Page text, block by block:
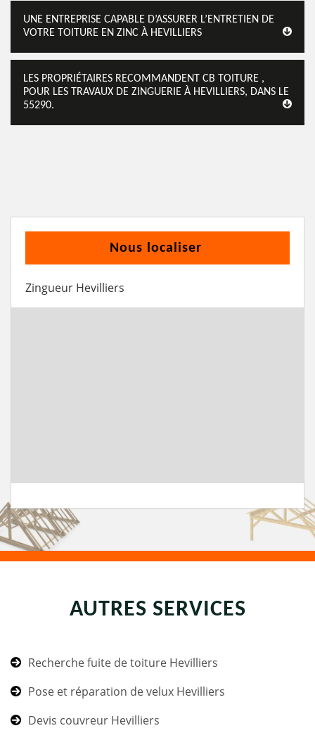
UNE ENTREPRISE CAPABLE D’ASSURER L’ENTRETIEN DE
VOTRE TOITURE EN ZINC À HEVILLIERS
LES PROPRIÉTAIRES RECOMMANDENT CB TOITURE ,
POUR LES TRAVAUX DE ZINGUERIE À HEVILLIERS, DANS LE
55290.
Nous localiser
Zingueur Hevilliers
AUTRES SERVICES
Recherche fuite de toiture Hevilliers
Pose et réparation de velux Hevilliers
Devis couvreur Hevilliers